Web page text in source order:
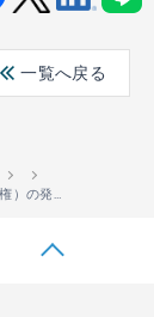
ter
edin
一覧へ戻る
ストックオプション（新株予約権）の発行内容確定に関するお知らせ